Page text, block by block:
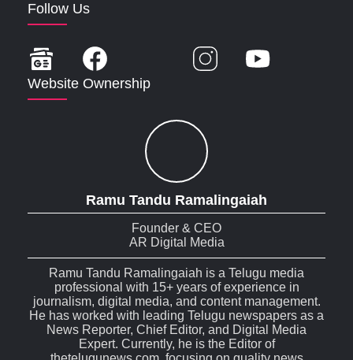
Follow Us
Website Ownership
Ramu Tandu Ramalingaiah
Founder & CEO
AR Digital Media
Ramu Tandu Ramalingaiah is a Telugu media
professional with 15+ years of experience in
journalism, digital media, and content management.
He has worked with leading Telugu newspapers as a
News Reporter, Chief Editor, and Digital Media
Expert. Currently, he is the Editor of